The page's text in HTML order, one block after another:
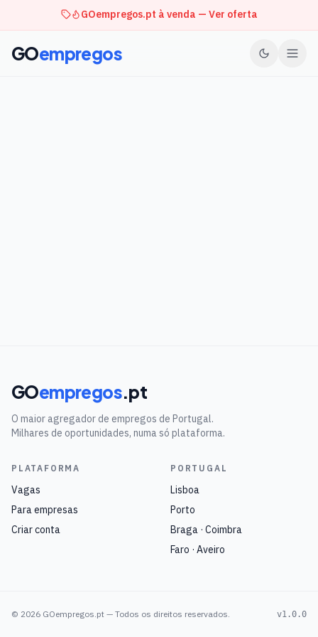
GOempregos.pt à venda — Ver oferta
GOempregos
GOempregos.pt
O maior agregador de empregos de Portugal.
Milhares de oportunidades, numa só plataforma.
PLATAFORMA
Vagas
Para empresas
Criar conta
PORTUGAL
Lisboa
Porto
Braga · Coimbra
Faro · Aveiro
© 2026 GOempregos.pt — Todos os direitos reservados. v1.0.0